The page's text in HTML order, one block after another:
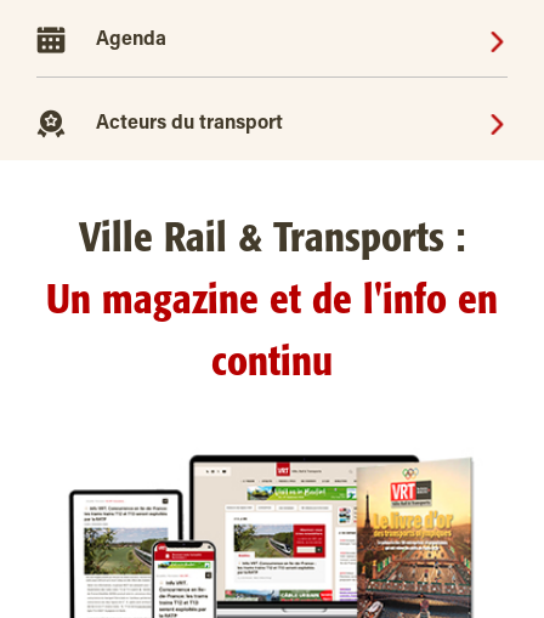
Agenda
Acteurs du transport
Ville Rail & Transports :
Un magazine et de l'info en
continu